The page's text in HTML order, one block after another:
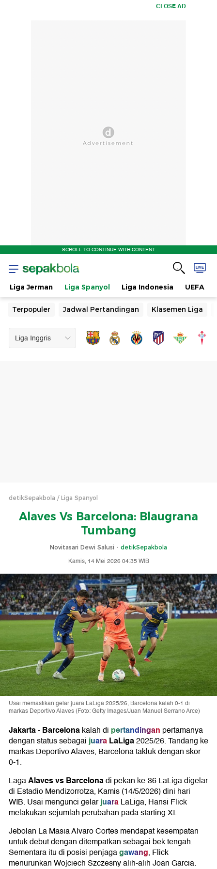
CLOSE AD
SCROLL TO CONTINUE WITH CONTENT
Liga Jerman Liga Spanyol Liga Indonesia UEFA
Terpopuler Jadwal Pertandingan Klasemen Liga
detikSepakbola Liga Spanyol
Alaves Vs Barcelona: Blaugrana
Tumbang
Novitasari Dewi Salusi - detikSepakbola
Kamis, 14 Mei 2026 04:35 WIB
Usai memastikan gelar juara LaLiga 2025/26, Barcelona kalah 0-1 di
markas Deportivo Alaves (Foto: Getty Images/Juan Manuel Serrano Arce)
Jakarta-Barcelonakalah di pertandingan pertamanya
dengan status sebagaijuaraLaLiga2025/26. Tandang ke
markas Deportivo Alaves, Barcelona takluk dengan skor
0-1.
LagaAlaves vs Barcelonadi pekan ke-36 LaLiga digelar
di Estadio Mendizorrotza, Kamis (14/5/2026) dini hari
WIB. Usai mengunci gelarjuaraLaLiga, Hansi Flick
melakukan sejumlah perubahan pada starting XI.
Jebolan La Masia Alvaro Cortes mendapat kesempatan
untuk debut dengan ditempatkan sebagai bek tengah.
Sementara itu di posisi penjagagawang, Flick
menurunkan Wojciech Szczesny alih-alih Joan Garcia.